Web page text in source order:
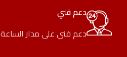
دعم فني
دعم فني على مدار الساعة